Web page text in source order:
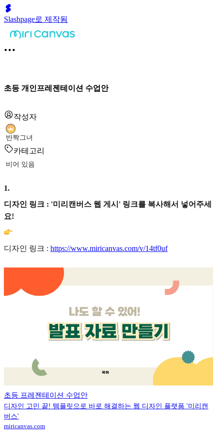
Slashpage로 제작됨
초등 개인프레젠테이션 수업안
작성자
반짝그녀
카테고리
비어 있음
1.
디자인 링크 : '미리캔버스 웹 게시' 링크를 복사해서 넣어주세
요!
디자인 링크 : https://www.miricanvas.com/v/14tf0uf
초등 프레젠테이션 수업안
디자인 고민 끝! 템플릿으로 바로 해결하는 웹 디자인 플랫폼 '미리캔
버스'
miricanvas.com